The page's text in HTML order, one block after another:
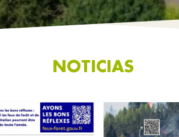
NOTICIAS